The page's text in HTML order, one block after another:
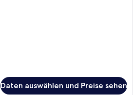
Daten auswählen und Preise sehen